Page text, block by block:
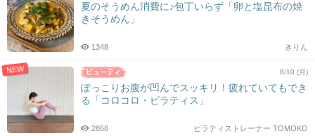
夏のそうめん消費に♪包丁いらず「卵と塩昆布の焼
きそうめん」
きりん
1348
NEW 8/10 (月)
ぽっこりお腹が凹んでスッキリ！疲れていてもでき
る「コロコロ・ピラティス」
ピラティストレーナー TOMOKO
2868